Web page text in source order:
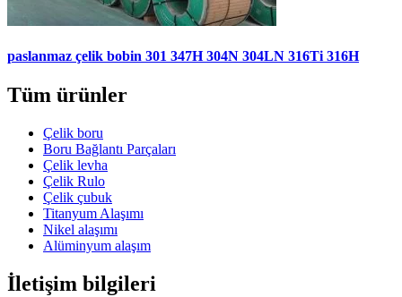
paslanmaz çelik bobin 301 347H 304N 304LN 316Ti 316H
Tüm ürünler
Çelik boru
Boru Bağlantı Parçaları
Çelik levha
Çelik Rulo
Çelik çubuk
Titanyum Alaşımı
Nikel alaşımı
Alüminyum alaşım
İletişim bilgileri